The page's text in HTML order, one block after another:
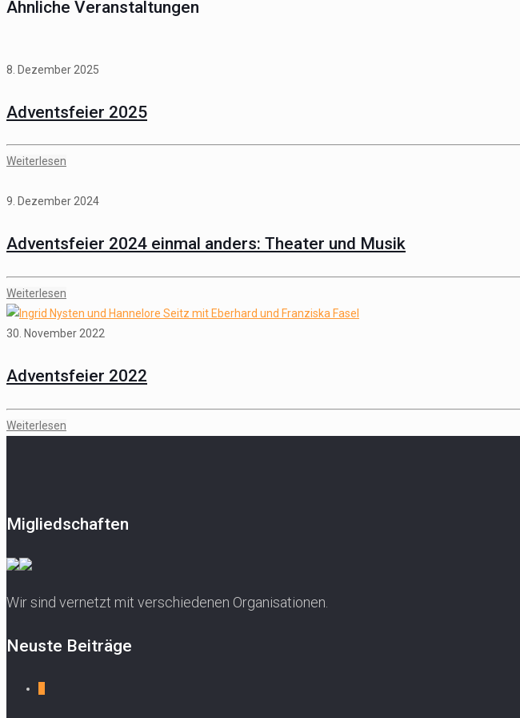
Ähnliche Veranstaltungen
8. Dezember 2025
Adventsfeier 2025
Weiterlesen
9. Dezember 2024
Adventsfeier 2024 einmal anders: Theater und Musik
Weiterlesen
30. November 2022
Adventsfeier 2022
Weiterlesen
Migliedschaften
Wir sind vernetzt mit verschiedenen Organisationen.
Neuste Beiträge